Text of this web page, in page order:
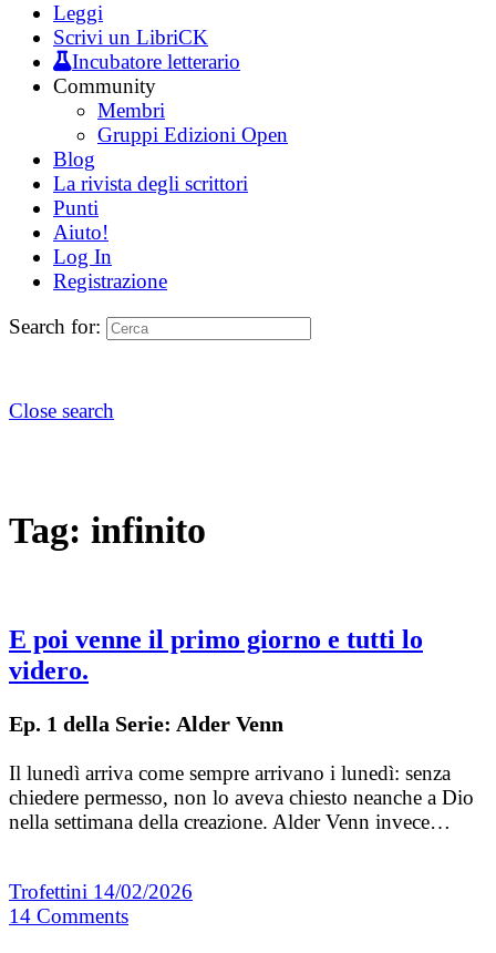
Leggi
Scrivi un LibriCK
Incubatore letterario
Community
Membri
Gruppi Edizioni Open
Blog
La rivista degli scrittori
Punti
Aiuto!
Log In
Registrazione
Search for:
Close search
Tag: infinito
E poi venne il primo giorno e tutti lo
videro.
Ep. 1 della Serie: Alder Venn
Il lunedì arriva come sempre arrivano i lunedì: senza
chiedere permesso, non lo aveva chiesto neanche a Dio
nella settimana della creazione. Alder Venn invece…
Trofettini 14/02/2026
14 Comments